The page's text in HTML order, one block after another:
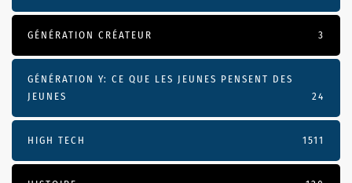
GÉNÉRATION CRÉATEUR 3
GÉNÉRATION Y: CE QUE LES JEUNES PENSENT DES
JEUNES
24
HIGH TECH 1511